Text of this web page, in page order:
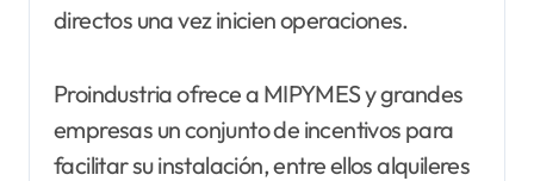
directos una vez inicien operaciones.
Proindustria ofrece a MIPYMES y grandes
empresas un conjunto de incentivos para
facilitar su instalación, entre ellos alquileres